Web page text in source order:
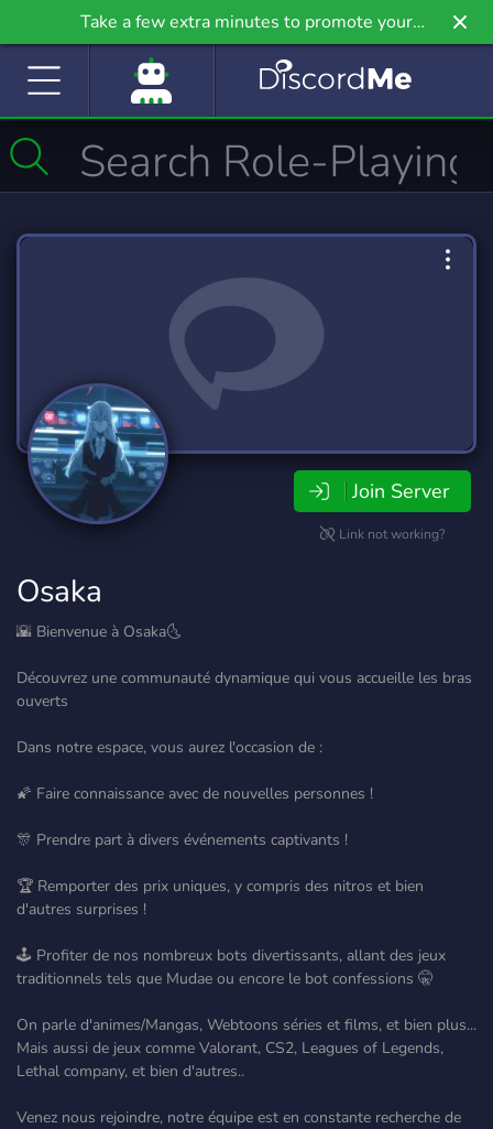
Take a few extra minutes to promote your
community even further on Griv.io, our newest
Join Server
Link not working?
Osaka
🌇 Bienvenue à Osaka🌜
Découvrez une communauté dynamique qui vous accueille les bras
ouverts
Dans notre espace, vous aurez l'occasion de :
🌠 Faire connaissance avec de nouvelles personnes !
🎊 Prendre part à divers événements captivants !
🏆 Remporter des prix uniques, y compris des nitros et bien
d'autres surprises !
🕹️ Profiter de nos nombreux bots divertissants, allant des jeux
traditionnels tels que Mudae ou encore le bot confessions 🤫
On parle d'animes/Mangas, Webtoons séries et films, et bien plus...
Mais aussi de jeux comme Valorant, CS2, Leagues of Legends,
Lethal company, et bien d'autres..
Venez nous rejoindre, notre équipe est en constante recherche de